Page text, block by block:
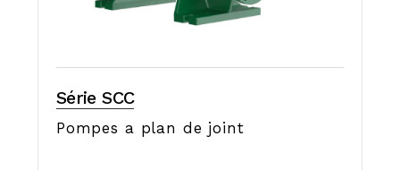
Série SCC
Pompes a plan de joint